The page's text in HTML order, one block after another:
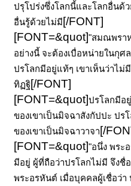
ปรุโปร่งซึ่งโลกนี้และโลกอื่นด้
อื่นรู้ด้วยไม่มี [/FONT]
[FONT=&quot]"สมณพรา
อย่างนี้ จะต้องเบื่อหน่ายในกุ
ปรโลกมีอยู่แท้ๆ เขาเห็นว่าไม่
ทิฏฐิ[/FONT]
[FONT=&quot]ปรโลกมีอ
ของเขาเป็นมิจฉาสังกัปปะ ป
ของเขาเป็นมิจฉาวาจา [/
[FONT=&quot]"อนึ่ง พระ
มีอยู่ ผู้ที่ถือว่าปรโลกไม่มี จึงชื่
พระอรหันต์ เมื่อบุคคลผู้เชื่อว่